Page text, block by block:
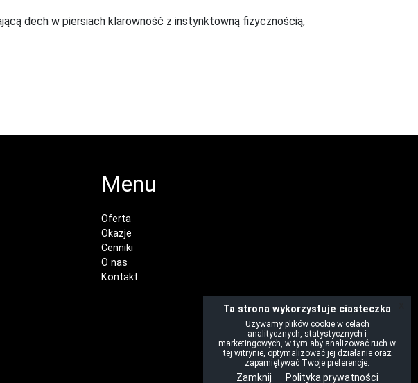
dech w piersiach klarowność z instynktowną fizycznością,
Menu
Oferta
Okazje
Cenniki
O nas
Kontakt
Ta strona wykorzystuje ciasteczka
Używamy plików cookie w celach
analitycznych, statystycznych i
marketingowych, w tym aby analizować ruch w
tej witrynie, optymalizować jej działanie oraz
zapamiętywać Twoje preferencje.
Zamknij Polityka prywatności